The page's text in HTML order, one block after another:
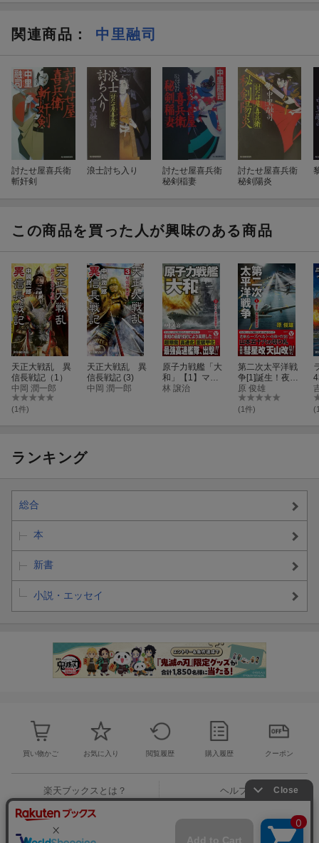
関連商品 ： 中里融司
討たせ屋喜兵衛
斬奸剣
浪士討ち入り
討たせ屋喜兵衛
秘剣稲妻
討たせ屋喜兵衛
秘剣陽炎
この商品を買った人が興味のある商品
天正大戦乱 異
信長戦記（1）
中岡 潤一郎
(1件)
天正大戦乱 異
信長戦記 (3)
中岡 潤一郎
原子力戦艦「大
和」【1】マレ
ー沖Z艦隊撃
林 譲治
第二次太平洋戦
争[1]誕生！夜襲
機動部隊
原 俊雄
(1件)
ランキング
総合
本
新書
小説・エッセイ
買い物かご お気に入り 閲覧履歴 購入履歴 クーポン
楽天ブックスとは？ ヘルプ
お問い合わせ窓口 ご意見・ご要望